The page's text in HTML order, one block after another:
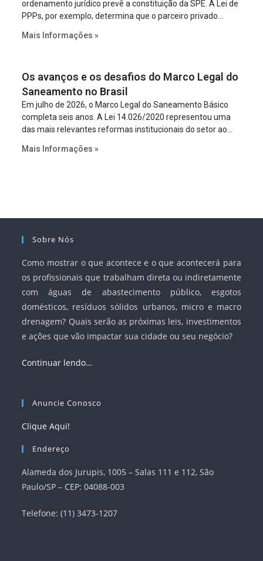
ordenamento jurídico prevê a constituição da SPE. A Lei de
PPPs, por exemplo, determina que o parceiro privado
empreendimento. Ou seja, a suposta “fraude à licitação” é
projeto a projeto.
Mais Informações »
Os avanços e os desafios do Marco Legal do
Saneamento no Brasil
Em julho de 2026, o Marco Legal do Saneamento Básico
completa seis anos. A Lei 14.026/2020 representou uma
das mais relevantes reformas institucionais do setor ao
serviços, ampliar a participação da iniciativa privada,
Mais Informações »
Sobre Nós
Como mostrar o que acontece e o que acontecerá para
os profissionais que trabalham direta ou indiretamente
com águas de abastecimento público, esgotos
domésticos, resíduos sólidos urbanos, micro e macro
drenagem? Quais serão as próximas leis, investimentos
e ações que vão impactar sua cidade ou seu negócio?
Continuar lendo…
Anuncie Conosco
Clique Aqui!
Endereço
Alameda dos Jurupis, 1005 – Salas 111 e 112, São
Paulo/SP – CEP: 04088-003
Telefone: (11) 3473-1207